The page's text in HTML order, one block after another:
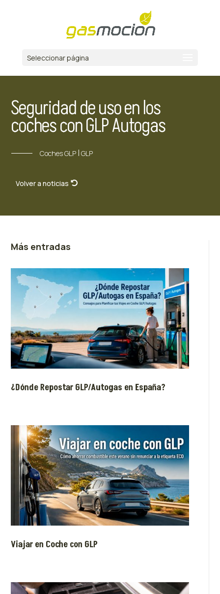
Seleccionar página
Seguridad de uso en los
coches con GLP Autogas
Coches GLP| GLP
Volver a noticias
Más entradas
¿Dónde Repostar GLP/Autogas en España?
Viajar en Coche con GLP